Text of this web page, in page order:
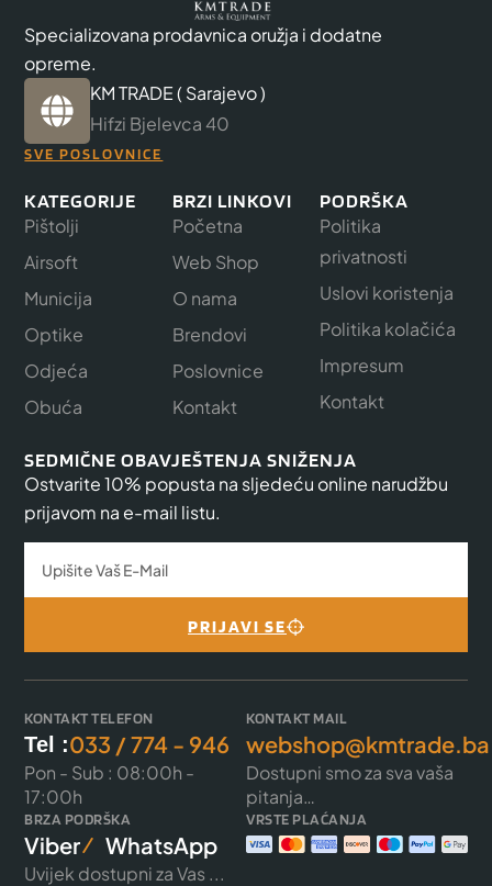
Specializovana prodavnica oružja i dodatne
opreme.
KM TRADE ( Sarajevo )
Hifzi Bjelevca 40
SVE POSLOVNICE
KATEGORIJE
Pištolji
Airsoft
Municija
Optike
Odjeća
Obuća
BRZI LINKOVI
Početna
Web Shop
O nama
Brendovi
Poslovnice
Kontakt
PODRŠKA
Politika
privatnosti
Uslovi koristenja
Politika kolačića
Impresum
Kontakt
SEDMIČNE OBAVJEŠTENJA SNIŽENJA
Ostvarite 10% popusta na sljedeću online narudžbu
prijavom na e-mail listu.
PRIJAVI SE
KONTAKT TELEFON
Tel :033 / 774 - 946
Pon - Sub : 08:00h -
17:00h
KONTAKT MAIL
webshop@kmtrade.ba
Dostupni smo za sva vaša
pitanja…
BRZA PODRŠKA
Viber WhatsApp
Uvijek dostupni za Vas ...
VRSTE PLAĆANJA